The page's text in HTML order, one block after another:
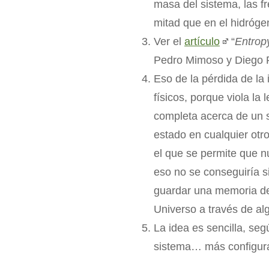
masa del sistema, las
mitad que en el
Ver el artículo “
Pedro Mimoso y Diego
Eso de la pérdida de
físicos, porque viola la
completa acerca de un
estado en cualquier
el que se permite que
eso no se conseguiría
guardar una memoria
Universo a través de
La idea es sencilla,
sistema… más